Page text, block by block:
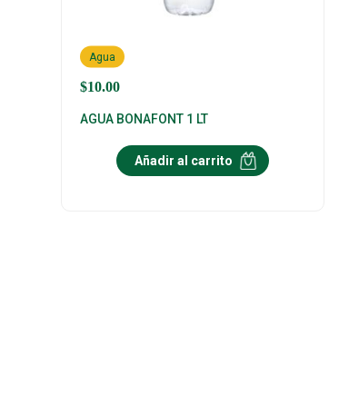
$10.00
Agua
AGUA BONAFONT 1 LT
Añadir al carrito